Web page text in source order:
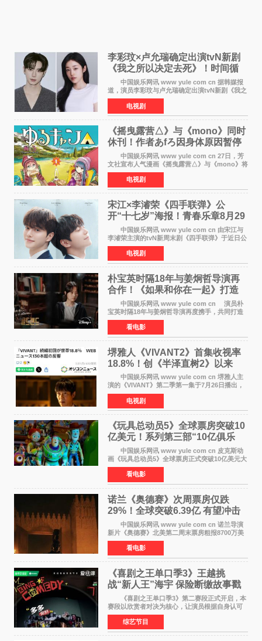
李彩玟×卢允瑞确定出演tvN新剧
《我之所以决定去死》！时间循
环青春爱情来袭
中国娱乐网讯 www yule com cn 据韩媒报
道，演员李彩玟与卢允瑞确定出演tvN新剧《我之
所以决定去死》，分别担任男女主角。该剧预计
将于明年播出，引发观众期待。 本剧改编自
NAVER同名人气
电视剧
《摇曳露营△》与《mono》同时
休刊！作者あfろ因身体原因暂停
双连载
中国娱乐网讯 www yule com cn 27日，芳
文社宣布人气漫画《摇曳露营△》与《mono》将
暂停连载一段时间，原因是漫画家あfろ身体状况
不佳。 编辑部表示：一直承蒙各位对
《mono》的喜爱，
电视剧
宋江×李濬荣《四手联弹》公
开“十七岁”海报！青春乐章8月29
日奏响
中国娱乐网讯 www yule com cn 由宋江与
李濬荣主演的tvN新周末剧《四手联弹》于近日公
开十七岁版海报，以充满青春气息的画面再度点
燃观众期待。 海报中，宋江与李濬荣并肩站
在音乐教室的
电视剧
朴宝英时隔18年与姜炯哲导演再
合作！《如果和你在一起》打造
奇幻浪漫喜剧
中国娱乐网讯 www yule com cn 演员朴
宝英时隔18年与姜炯哲导演再度携手，共同打造
备受期待的浪漫喜剧新作《如果和你在一起》
（暂定名）。据OSEN报道，朴宝英将出演该片
女主角，自2008年《
看电影
堺雅人《VIVANT2》首集收视率
18.8%！创《半泽直树2》以来
TBS周日剧场最高开局
中国娱乐网讯 www yule com cn 堺雅人主
演的《VIVANT》第二季第一集于7月26日播出，
首集收视率高达18 8%，成为自2020年《半泽直
树2》首集22%以来，TBS周日剧场最高开播收视
纪录。 考虑到
电视剧
《玩具总动员5》全球票房突破10
亿美元！系列第三部“10亿俱乐
部”达成
中国娱乐网讯 www yule com cn 皮克斯动
画《玩具总动员5》全球票房正式突破10亿美元大
关。截至上周末，该片全球累计票房已达10 22亿
美元，其中北美市场贡献4 48亿美元，中国内地
票房达2 82
看电影
诺兰《奥德赛》次周票房仅跌
29%！全球突破6.39亿 有望冲击
13亿成诺兰最卖座电影
中国娱乐网讯 www yule com cn 诺兰导演
新片《奥德赛》北美第二周末票房粗报8700万美
元（周五至周日：2600万&rarr;3460万
&rarr;2640万），较首周1 24亿美元仅下跌29
6%，走势极为强劲，远超
看电影
《喜剧之王单口季3》王越挑
战“新人王”海宇 保险断缴故事戳
中生活痛点
《喜剧之王单口季3》第二赛段正式开启，本
赛段以欣赏者对决为核心，让演员根据自身认可
选择对手，在作品碰撞中完成一次喜剧创作者之
间的交流。这里有实力相当的正面对抗，也有老
朋友、老对手之
综艺节目